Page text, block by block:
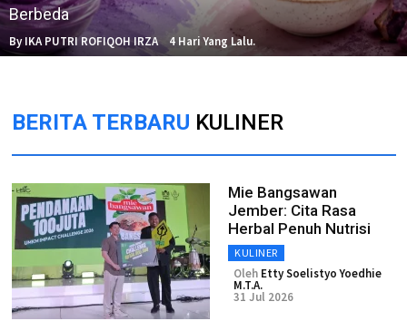
Berbeda
By IKA PUTRI ROFIQOH IRZA 4 Hari Yang Lalu.
BERITA TERBARU KULINER
Mie Bangsawan
Jember: Cita Rasa
Herbal Penuh Nutrisi
KULINER
Oleh Etty Soelistyo Yoedhie
M.T.A.
31 Jul 2026